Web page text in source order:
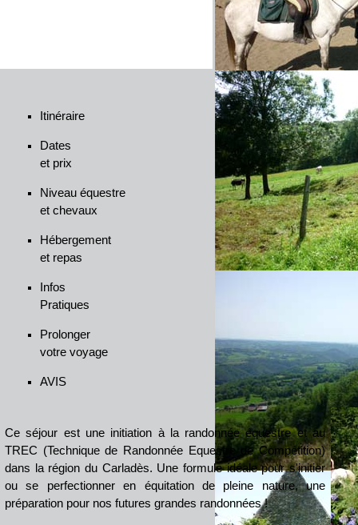
Itinéraire
Dates
et prix
Niveau équestre
et chevaux
Hébergement
et repas
Infos
Pratiques
Prolonger
votre voyage
AVIS
Ce séjour est une initiation à la randonnée équestre et au
TREC (Technique de Randonnée Equestre de Compétition)
dans la région du Carladès. Une formule idéale pour s'initier
ou se perfectionner en équitation de pleine nature, une
préparation pour nos futures grandes randonnées !